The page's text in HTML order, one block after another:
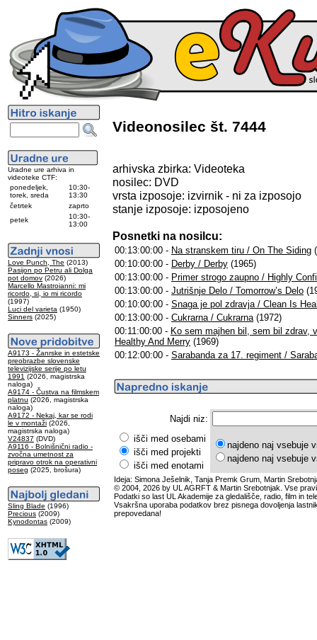
Uradne ure arhiva in
videoteke CTF:
ponedeljek,
torek, sreda
10:30-
13:30
četrtek
zaprto
petek
10:30-
13:00
Love Punch, The (2013)
Pasijon po Petru ali Dolga
pot domov (2026)
Marcello Mastroianni: mi
ricordo, si, io mi ricordo
(1997)
Luci del varieta (1950)
Sinners (2025)
A9173 - Žanrske in estetske
preobrazbe slovenske
televizijske serije po letu
1991 (2026, magistrska
naloga)
A9174 - Čustva na filmskem
platnu (2026, magistrska
naloga)
A9172 - Nekaj, kar se rodi
le v montaži (2026,
magistrska naloga)
V24837 (DVD)
A9116 - Bolnišnični radio -
zvočna umetnost za
pripravo otrok na operativni
poseg (2025, brošura)
Sling Blade (1996)
Precious (2009)
Kynodontas (2009)
Videonosilec št. 7444
arhivska zbirka: Videoteka
nosilec: DVD
vrsta izposoje: izvirnik - ni za izposojo
stanje izposoje: izposojeno
Posnetki na nosilcu:
00:13:00:00 - Na stranskem tiru / On The Siding
00:10:00:00 - Derby / Derby (1965)
00:13:00:00 - Primer strogo zaupno / Highly
00:13:00:00 - Jutrišnje Delo / Tomorrow’s Delo
00:10:00:00 - Snaga je pol zdravja / Clean Is
00:13:00:00 - Cukrarna / Cukrarna(1972)
00:11:00:00 - Ko sem majhen bil, sem bil zdrav,
Healthy And Merry (1969)
00:12:00:00 - Sarabanda za 17. regiment /
Najdi niz:
išči med osebami
išči med projekti
išči med enotami
najdeno naj vsebuje
najdeno naj vsebuje
Ideja: Simona Ješelnik, Tanja Premk Grum, Martin
© 2004, 2026 by UL AGRFT & Martin Srebotnjak. Vse
Podatki so last UL Akademije za gledališče, radio, film in
Vsakršna uporaba podatkov brez pisnega dovoljenja
prepovedana!